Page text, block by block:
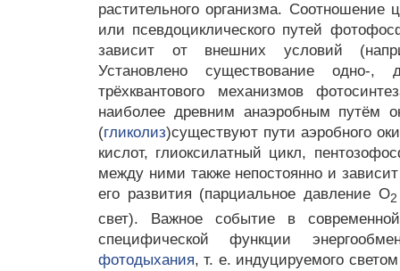
растительного организма. Соотношение
или псевдоциклического путей
зависит от внешних условий
Установлено существование
трёхквантового механизмов
наиболее древним анаэробным путём
(гликолиз)существуют пути аэробного
кислот, глиоксилатный цикл,
между ними также непостоянно и
его развития (парциальное давление O2
свет). Важное событие в
специфической функции
фотодыхания, т. е. индуцируемого